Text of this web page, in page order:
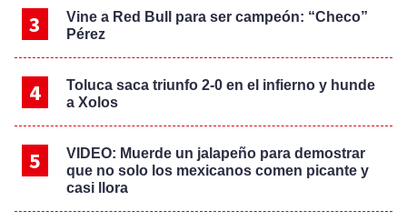
Vine a Red Bull para ser campeón: “Checo”
Pérez
Toluca saca triunfo 2-0 en el infierno y hunde
a Xolos
VIDEO: Muerde un jalapeño para demostrar
que no solo los mexicanos comen picante y
casi llora